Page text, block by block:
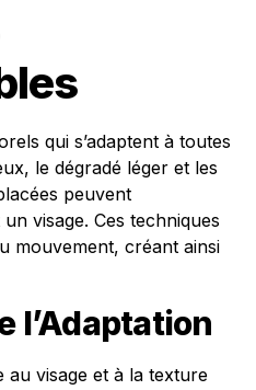
qui s’adaptent à toutes
le dégradé léger et les
peuvent
visage. Ces techniques
mouvement, créant ainsi
l’Adaptation
au visage et à la texture